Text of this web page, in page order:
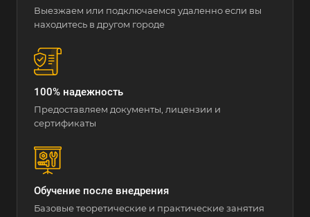
Выезжаем или подключаемся удаленно если вы
находитесь в другом городе
100% надежность
Предоставляем документы, лицензии и
сертификаты
Обучение после внедрения
Базовые теоретические и практические занятия